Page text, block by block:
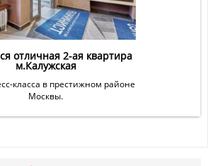
отличная 2-ая квартира
м.Калужская
класса в престижном районе
Москвы.